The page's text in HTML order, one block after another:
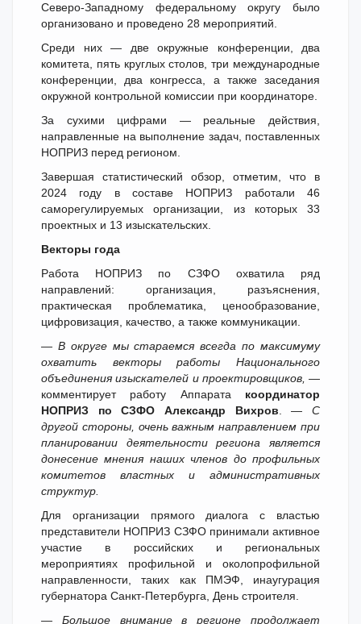
Северо-Западному федеральному округу было
организовано и проведено 28 мероприятий.
Среди них — две окружные конференции, два
комитета, пять круглых столов, три международные
конференции, два конгресса, а также заседания
окружной контрольной комиссии при координаторе.
За сухими цифрами — реальные действия,
направленные на выполнение задач, поставленных
НОПРИЗ перед регионом.
Завершая статистический обзор, отметим, что в
2024 году в составе НОПРИЗ работали 46
саморегулируемых организации, из которых 33
проектных и 13 изыскательских.
Векторы года
Работа НОПРИЗ по СЗФО охватила ряд
направлений: организация, разъяснения,
практическая проблематика, ценообразование,
цифровизация, качество, а также коммуникации.
— В округе мы стараемся всегда по максимуму
охватить векторы работы Национального
объединения изыскателей и проектировщиков, —
комментирует работу Аппарата координатор
НОПРИЗ по СЗФО Александр Вихров . — С
другой стороны, очень важным направлением при
планировании деятельности региона является
донесение мнения наших членов до профильных
комитетов властных и административных
структур.
Для организации прямого диалога с властью
представители НОПРИЗ СЗФО принимали активное
участие в российских и региональных
мероприятиях профильной и околопрофильной
направленности, таких как ПМЭФ, инаугурация
губернатора Санкт-Петербурга, День строителя.
— Большое внимание в регионе продолжает